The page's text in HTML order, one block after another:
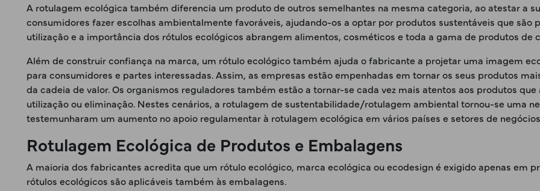
A rotulagem ecológica também diferencia um produto de outros semelhantes na mesma categoria, ao atestar a
consumidores fazer escolhas ambientalmente favoráveis, ajudando-os a optar por produtos sustentáveis que
utilização e a importância dos rótulos ecológicos abrangem alimentos, cosméticos e toda a gama de produtos de
Além de construir confiança na marca, um rótulo ecológico também ajuda o fabricante a projetar uma imagem
para consumidores e partes interessadas. Assim, as empresas estão empenhadas em tornar os seus produtos
da cadeia de valor. Os organismos reguladores também estão a tornar-se cada vez mais atentos aos produtos
utilização ou eliminação. Nestes cenários, a rotulagem de sustentabilidade/rotulagem ambiental tornou-se uma
testemunharam um aumento no apoio regulamentar à rotulagem ecológica em vários países e setores de
Rotulagem Ecológica de Produtos e Embalagens
A maioria dos fabricantes acredita que um rótulo ecológico, marca ecológica ou ecodesign é exigido apenas em
rótulos ecológicos são aplicáveis também às embalagens.